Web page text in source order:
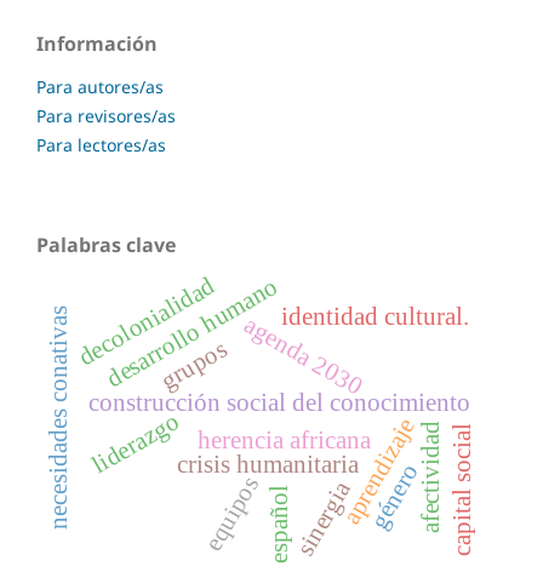
Información
Para autores/as
Para revisores/as
Para lectores/as
Palabras clave
construcción social del conocimiento
aprendizaje
necesidades conativas crisis humanitaria
agenda 2030
herencia africana
liderazgo
equipos
grupos
sinergia afectividad
identidad cultural.
desarrollo humano
capital social
género
español
decolonialidad